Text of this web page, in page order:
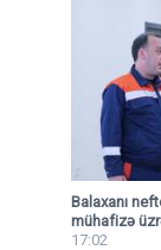
Balaxanı
mühafizə
17:02